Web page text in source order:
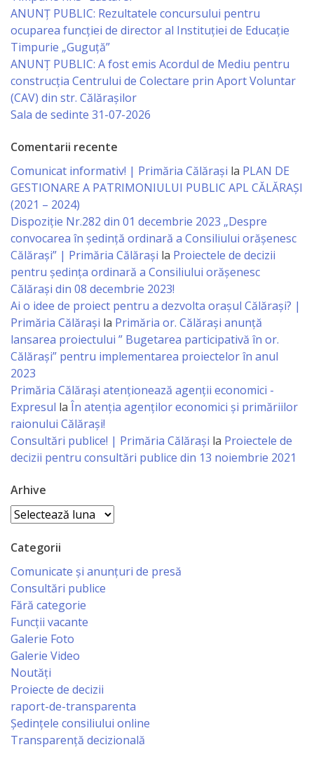
primăriei
Instituții
subordonate
IET
Lăstărel
IET
Guguță
IET
DoReMiCii
Școala
sportivă
„Mihai
Viteazul”
Școala
Sportivă
Rezerve
Olimpice
Călărași
Stadionul
orășenesc
Muzeul
de
Istorie
şi
ANUNȚ PUBLIC: Rezultatele concursului pentru
ocuparea funcției de director al Instituției de Educație
Timpurie „Guguță”
ANUNȚ PUBLIC: A fost emis Acordul de Mediu pentru
construcția Centrului de Colectare prin Aport Voluntar
(CAV) din str. Călărașilor
Sala de sedinte 31-07-2026
Comentarii recente
Comunicat informativ! | Primăria Călărași la PLAN DE
GESTIONARE A PATRIMONIULUI PUBLIC APL CĂLĂRAȘI
(2021 – 2024)
Dispoziție Nr.282 din 01 decembrie 2023 „Despre
convocarea în ședință ordinară a Consiliului orășenesc
Călărași” | Primăria Călărași la Proiectele de decizii
pentru ședința ordinară a Consiliului orășenesc
Călărași din 08 decembrie 2023!
Ai o idee de proiect pentru a dezvolta orașul Călărași? |
Primăria Călărași la Primăria or. Călărași anunță
lansarea proiectului ” Bugetarea participativă în or.
Călărași” pentru implementarea proiectelor în anul
2023
Primăria Călăraşi atenţionează agenţii economici -
Expresul la În atenția agenților economici și primăriilor
raionului Călărași!
Consultări publice! | Primăria Călărași la Proiectele de
decizii pentru consultări publice din 13 noiembrie 2021
Arhive
Arhive
Categorii
Comunicate și anunțuri de presă
Consultări publice
Fără categorie
Funcții vacante
Galerie Foto
Galerie Video
Noutăți
Proiecte de decizii
raport-de-transparenta
Ședințele consiliului online
Transparență decizională